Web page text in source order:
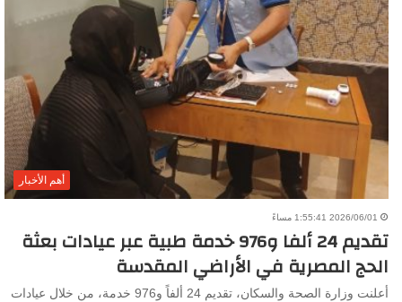
أهم الأخبار
2026/06/01 1:55:41 مساءً
تقديم 24 ألفا و976 خدمة طبية عبر عيادات بعثة
الحج المصرية في الأراضي المقدسة
أعلنت وزارة الصحة والسكان، تقديم 24 ألفاً و976 خدمة، من خلال عيادات